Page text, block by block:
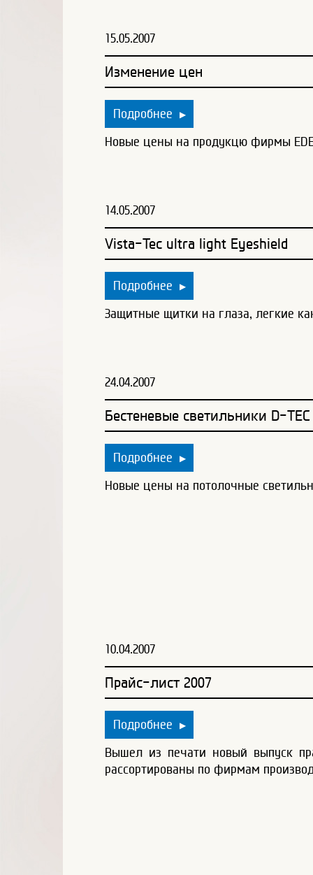
15.05.2007
Изменение цен
Подробнее ▶
Новые цены на продукцю фирмы
14.05.2007
Vista-Tec ultra light Eyeshield
Подробнее ▶
Защитные щитки на глаза, легкие
24.04.2007
Бестеневые светильники D-
Подробнее ▶
Новые цены на потолочные
10.04.2007
Прайс-лист 2007
Подробнее ▶
Вышел из печати новый выпуск
рассортированы по фирмам